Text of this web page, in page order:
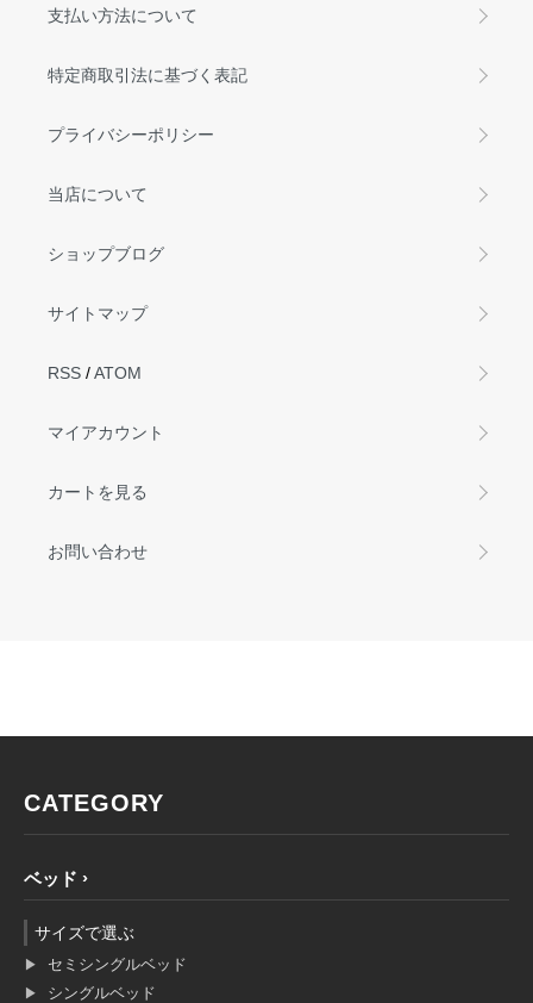
支払い方法について
特定商取引法に基づく表記
プライバシーポリシー
当店について
ショップブログ
サイトマップ
RSS /ATOM
マイアカウント
カートを見る
お問い合わせ
CATEGORY
ベッド
サイズで選ぶ
セミシングルベッド
シングルベッド